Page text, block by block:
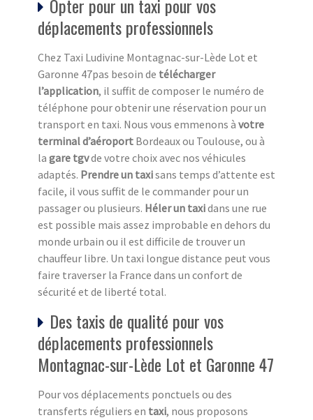
Opter pour un taxi pour vos
déplacements professionnels
Chez Taxi Ludivine Montagnac-sur-Lède Lot et
Garonne 47pas besoin de télécharger
l’application, il suffit de composer le numéro de
téléphone pour obtenir une réservation pour un
transport en taxi. Nous vous emmenons à votre
terminal d’aéroport Bordeaux ou Toulouse, ou à
la gare tgvde votre choix avec nos véhicules
adaptés. Prendre un taxisans temps d’attente est
facile, il vous suffit de le commander pour un
passager ou plusieurs. Héler un taxidans une rue
est possible mais assez improbable en dehors du
monde urbain ou il est difficile de trouver un
chauffeur libre. Un taxi longue distance peut vous
faire traverser la France dans un confort de
sécurité et de liberté total.
Des taxis de qualité pour vos
déplacements professionnels
Montagnac-sur-Lède Lot et Garonne 47
Pour vos déplacements ponctuels ou des
transferts réguliers en taxi, nous proposons